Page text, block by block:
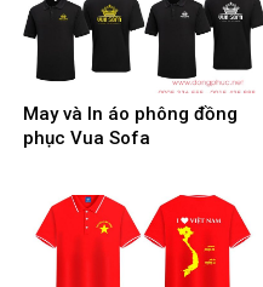
May và In áo phông đồng
phục Vua Sofa